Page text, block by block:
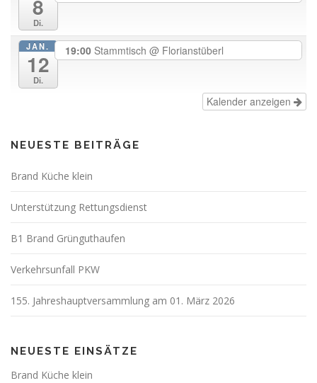
8
Di.
JAN.
12
Di.
19:00 Stammtisch @ Florianstüberl
Kalender anzeigen
NEUESTE BEITRÄGE
Brand Küche klein
Unterstützung Rettungsdienst
B1 Brand Grünguthaufen
Verkehrsunfall PKW
155. Jahreshauptversammlung am 01. März 2026
NEUESTE EINSÄTZE
Brand Küche klein